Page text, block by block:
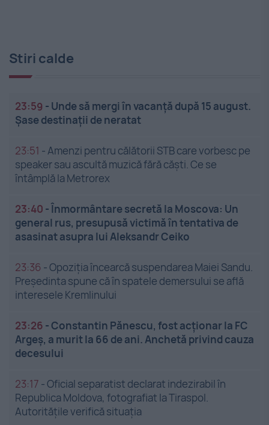
Stiri calde
23:59 - Unde să mergi în vacanță după 15 august.
Șase destinații de neratat
23:51 - Amenzi pentru călătorii STB care vorbesc pe
speaker sau ascultă muzică fără căști. Ce se
întâmplă la Metrorex
23:40 -Înmormântare secretă la Moscova: Un
general rus, presupusă victimă în tentativa de
asasinat asupra lui Aleksandr Ceiko
23:36 -Opoziția încearcă suspendarea Maiei Sandu.
Președinta spune că în spatele demersului se află
interesele Kremlinului
23:26 -Constantin Pănescu, fost acționar la FC
Argeș, a murit la 66 de ani. Anchetă privind cauza
decesului
23:17 -Oficial separatist declarat indezirabil în
Republica Moldova, fotografiat la Tiraspol.
Autoritățile verifică situația